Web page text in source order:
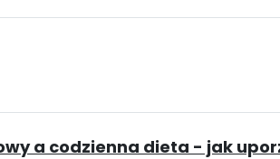
a codzienna dieta - jak